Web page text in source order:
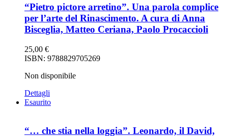
“Pietro pictore arretino”. Una parola complice
per l’arte del Rinascimento. A cura di Anna
Bisceglia, Matteo Ceriana, Paolo Procaccioli
25,00 €
ISBN: 9788829705269
Non disponibile
Dettagli
Esaurito
“… che stia nella loggia”. Leonardo, il David,